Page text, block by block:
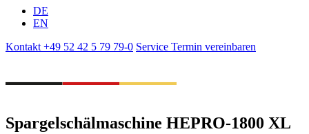
DE
EN
Kontakt +49 52 42 5 79 79-0 Service Termin vereinbaren
Spargelschälmaschine HEPRO-1800 XL